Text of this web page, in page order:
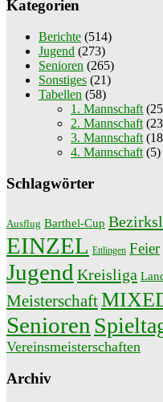
Kategorien
Berichte (514)
Jugend (273)
Senioren (265)
Sonstiges (21)
Tabellen (58)
1. Mannschaft
2. Mannschaft
3. Mannschaft
4. Mannschaft (5)
Schlagwörter
Ausflug Barthel-Cup
EINZEL Ettlingen Feier
Jugend Kreisliga
Meisterschaft
Senioren
Vereinsmeisterschaften
Archiv